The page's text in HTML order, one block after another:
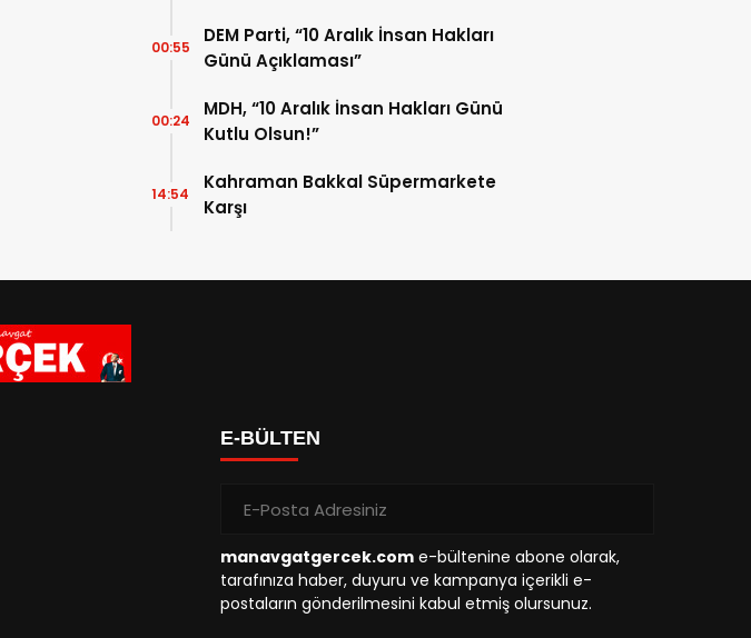
DEM Parti, “10 Aralık İnsan Hakları
Günü Açıklaması”
00:55
MDH, “10 Aralık İnsan Hakları Günü
Kutlu Olsun!”
00:24
Kahraman Bakkal Süpermarkete
Karşı
14:54
E-BÜLTEN
manavgatgercek.com e-bültenine abone olarak,
tarafınıza haber, duyuru ve kampanya içerikli e-
postaların gönderilmesini kabul etmiş olursunuz.